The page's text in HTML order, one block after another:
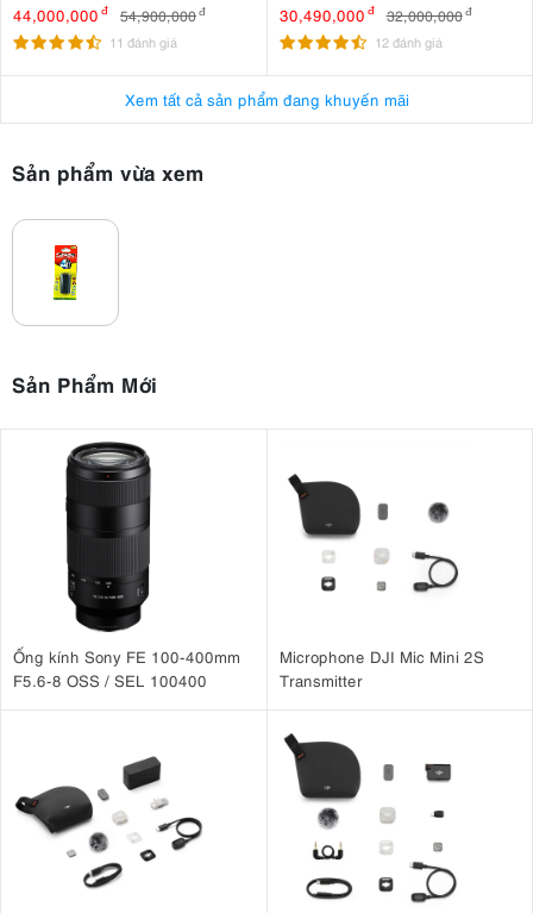
44,000,000 đ 54,900,000đ
11 đánh giá
30,490,000 đ 32,000,000 đ
12 đánh giá
Xem tất cả sản phẩm đang khuyến mãi
Sản phẩm vừa xem
Sản Phẩm Mới
Ống kính Sony FE 100-400mm
F5.6-8 OSS / SEL 100400
Microphone DJI Mic Mini 2S
Transmitter